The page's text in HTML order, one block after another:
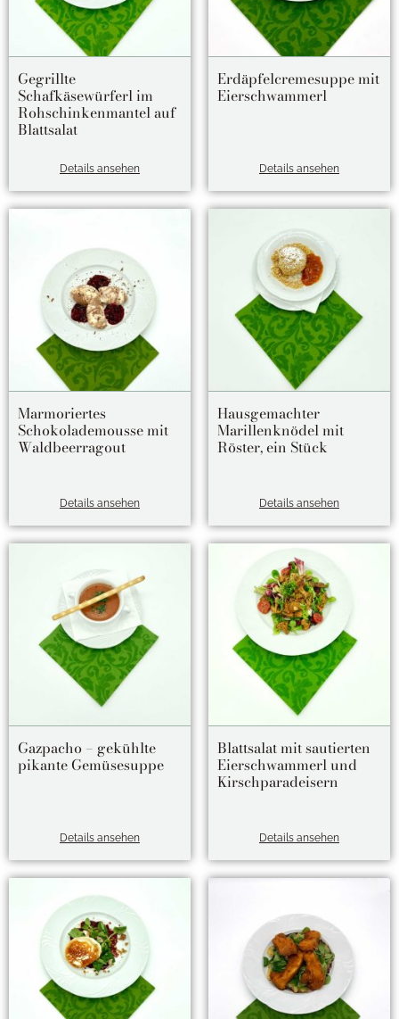
Gegrillte
Schafkäsewürferl im
Rohschinkenmantel auf
Blattsalat
Details ansehen
Erdäpfelcremesuppe mit
Eierschwammerl
Details ansehen
Marmoriertes
Schokolademousse mit
Waldbeerragout
Details ansehen
Hausgemachter
Marillenknödel mit
Röster, ein Stück
Details ansehen
Gazpacho – gekühlte
pikante Gemüsesuppe
Details ansehen
Blattsalat mit sautierten
Eierschwammerl und
Kirschparadeisern
Details ansehen